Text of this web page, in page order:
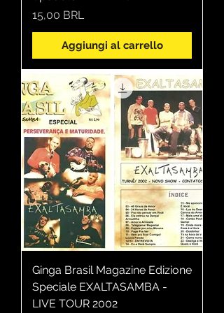
Prezzo
15,00 BRL
Aggiungi al carrello
Ginga Brasil Magazine Edizione
Speciale EXALTASAMBA -
LIVE TOUR 2002